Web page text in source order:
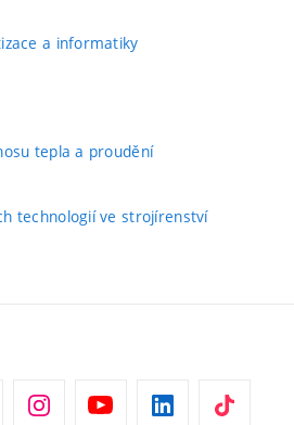
a informatiky
tepla a proudění
technologií ve strojírenství